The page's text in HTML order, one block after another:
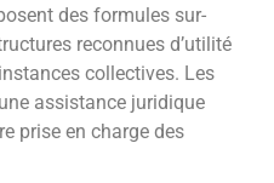
des formules sur-
reconnues d’utilité
collectives. Les
assistance juridique
prise en charge des